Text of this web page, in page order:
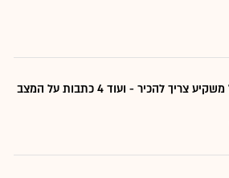
המדריך שכל משקיע צריך להכיר - ועוד 4 כתבות על המצב